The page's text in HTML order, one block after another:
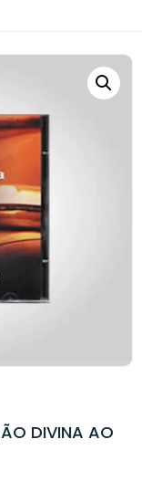
DIVINA AO